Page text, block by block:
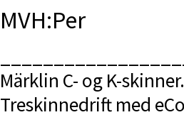
MVH:Per
Märklin C- og K-skinner.
Treskinnedrift med